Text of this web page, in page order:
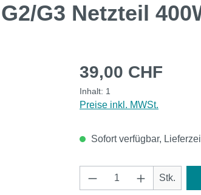
G3 Netzteil
Regulärer Preis:
39,00 CHF
Inhalt: 1
Preise inkl. MWSt.
Sofort verfügbar,
Produkt Anzahl:
Stk.